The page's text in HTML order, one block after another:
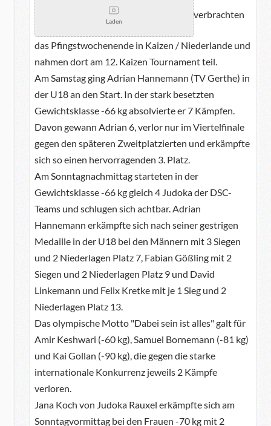
Laden
verbrachten
das Pfingstwochenende in Kaizen / Niederlande und
nahmen dort am 12. Kaizen Tournament teil.
Am Samstag ging Adrian Hannemann (TV Gerthe) in
der U18 an den Start. In der stark besetzten
Gewichtsklasse -66 kg absolvierte er 7 Kämpfen.
Davon gewann Adrian 6, verlor nur im Viertelfinale
gegen den späteren Zweitplatzierten und erkämpfte
sich so einen hervorragenden 3. Platz.
Am Sonntagnachmittag starteten in der
Gewichtsklasse -66 kg gleich 4 Judoka der DSC-
Teams und schlugen sich achtbar. Adrian
Hannemann erkämpfte sich nach seiner gestrigen
Medaille in der U18 bei den Männern mit 3 Siegen
und 2 Niederlagen Platz 7, Fabian Gößling mit 2
Siegen und 2 Niederlagen Platz 9 und David
Linkemann und Felix Kretke mit je 1 Sieg und 2
Niederlagen Platz 13.
Das olympische Motto "Dabei sein ist alles" galt für
Amir Keshwari (-60 kg), Samuel Bornemann (-81 kg)
und Kai Gollan (-90 kg), die gegen die starke
internationale Konkurrenz jeweils 2 Kämpfe
verloren.
Jana Koch von Judoka Rauxel erkämpfte sich am
Sonntagvormittag bei den Frauen -70 kg mit 2